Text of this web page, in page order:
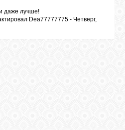
даже лучше!
Dea77777775 - Четверг,